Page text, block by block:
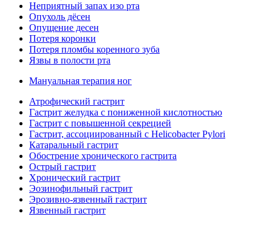
Неприятный запах изо рта
Опухоль дёсен
Опущение десен
Потеря коронки
Потеря пломбы коренного зуба
Язвы в полости рта
Мануальная терапия ног
Атрофический гастрит
Гастрит желудка с пониженной кислотностью
Гастрит с повышенной секрецией
Гастрит, ассоциированный с Helicobacter Pylori
Катаральный гастрит
Обострение хронического гастрита
Острый гастрит
Хронический гастрит
Эозинофильный гастрит
Эрозивно-язвенный гастрит
Язвенный гастрит